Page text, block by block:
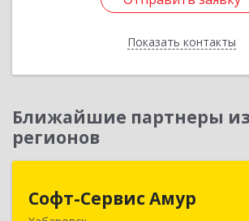
Показать контакты
Ближайшие партнеры
регионов
Софт-Сервис Амур